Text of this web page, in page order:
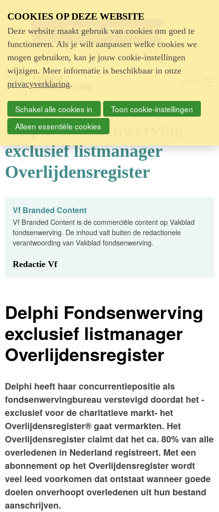
Advertentie
Delphi Fondsenwerving
exclusief listmanager
Overlijdensregister
Vf Branded Content
Vf Branded Content is de commerciële content op Vakblad
fondsenwerving. De inhoud valt buiten de redactionele
verantwoording van Vakblad fondsenwerving.
Redactie Vf
Delphi Fondsenwerving
exclusief listmanager
Overlijdensregister
Delphi heeft haar concurrentiepositie als
fondsenwervingbureau verstevigd doordat het -
exclusief voor de charitatieve markt- het
Overlijdensregister® gaat vermarkten. Het
Overlijdensregister claimt dat het ca. 80% van alle
overledenen in Nederland registreert. Met een
abonnement op het Overlijdensregister wordt
veel leed voorkomen dat ontstaat wanneer goede
doelen onverhoopt overledenen uit hun bestand
aanschrijven.
COOKIES OP DEZE WEBSITE
Deze website maakt gebruik van cookies om goed te
functioneren. Als je wilt aanpassen welke cookies we
mogen gebruiken, kan je jouw cookie-instellingen
wijzigen. Meer informatie is beschikbaar in onze
privacyverklaring.
Schakel alle cookies in
Toon cookie-instellingen
Alleen essentiële cookies